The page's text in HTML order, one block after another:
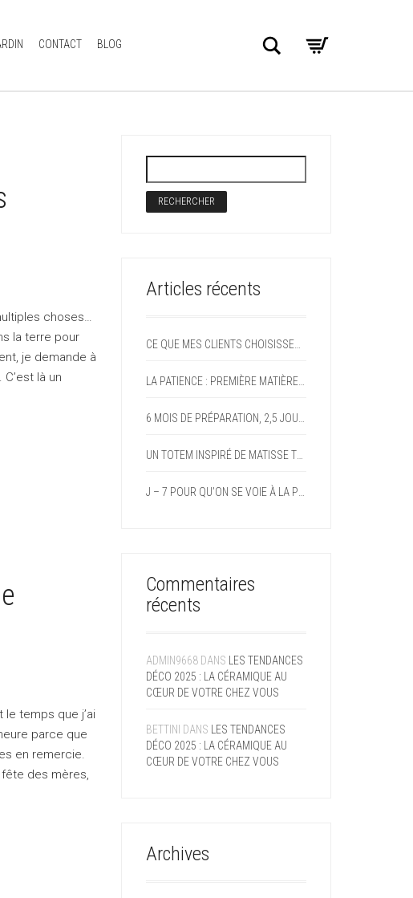
CONTACT BLOG Search
choses…
la terre pour
je demande à
là un
le temps que j’ai
parce que
en remercie.
des mères,
Articles récents
CE QUE MES CLIENTS CHOISISSENT DIT SOUVENT QUELQUE CHOSE D’EUX
LA PATIENCE : PREMIÈRE MATIÈRE DE LA CÉRAMISTE
UN TOTEM INSPIRÉ DE MATISSE TOUT EN COULEURS ET EN GAIETÉ
Commentaires
récents
ADMIN9668DANS
LES TENDANCES
DÉCO 2025 : LA CÉRAMIQUE AU
CŒUR DE VOTRE CHEZ VOUS
BETTINI DANS
LES TENDANCES
DÉCO 2025 : LA CÉRAMIQUE AU
CŒUR DE VOTRE CHEZ VOUS
Archives